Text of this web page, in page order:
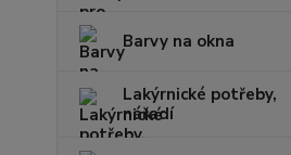
Barvy na okna
Lakýrnické potřeby,
nářadí